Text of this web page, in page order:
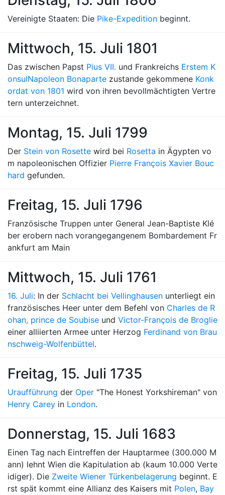
Vereinigte Staaten: Die Pike-Expedition beginnt.
Mittwoch, 15. Juli 1801
Das zwischen Papst Pius VII. und Frankreichs Erstem K
onsulNapoleon Bonaparte zustande gekommene Konk
ordat von 1801 wird von ihren bevollmächtigten Vertre
tern unterzeichnet.
Montag, 15. Juli 1799
Der Stein von Rosette wird bei Rosetta in Ägypten vo
m napoleonischen Offizier Pierre François Xavier Bouc
hard gefunden.
Freitag, 15. Juli 1796
Französische Truppen unter General Jean-Baptiste Klé
ber erobern nach vorangegangenem Bombardement Fr
ankfurt am Main
Mittwoch, 15. Juli 1761
16. Juli: In der Schlacht bei Vellinghausen unterliegt ein
französisches Heer unter dem Befehl von Charles de R
ohan, prince de Soubise und Victor-François de Broglie
einer alliierten Armee unter Herzog Ferdinand von Brau
nschweig-Wolfenbüttel.
Freitag, 15. Juli 1735
Uraufführung der Oper "The Honest Yorkshireman" von
Henry Carey in London.
Donnerstag, 15. Juli 1683
Einen Tag nach Eintreffen der Hauptarmee (300.000 M
ann) lehnt Wien die Kapitulation ab (kaum 10.000 Verte
idiger). Die Zweite Wiener Türkenbelagerung beginnt. E
rst spät kommt eine Allianz des Kaisers mit Polen, Bay